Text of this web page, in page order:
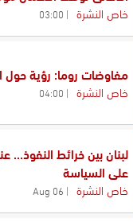
خاص النشرة 03:00
مفاوضات روما: رؤية حول
خاص النشرة 04:00
لبنان بين خرائط النفوذ...
على السياسة
خاص النشرة 06 Aug